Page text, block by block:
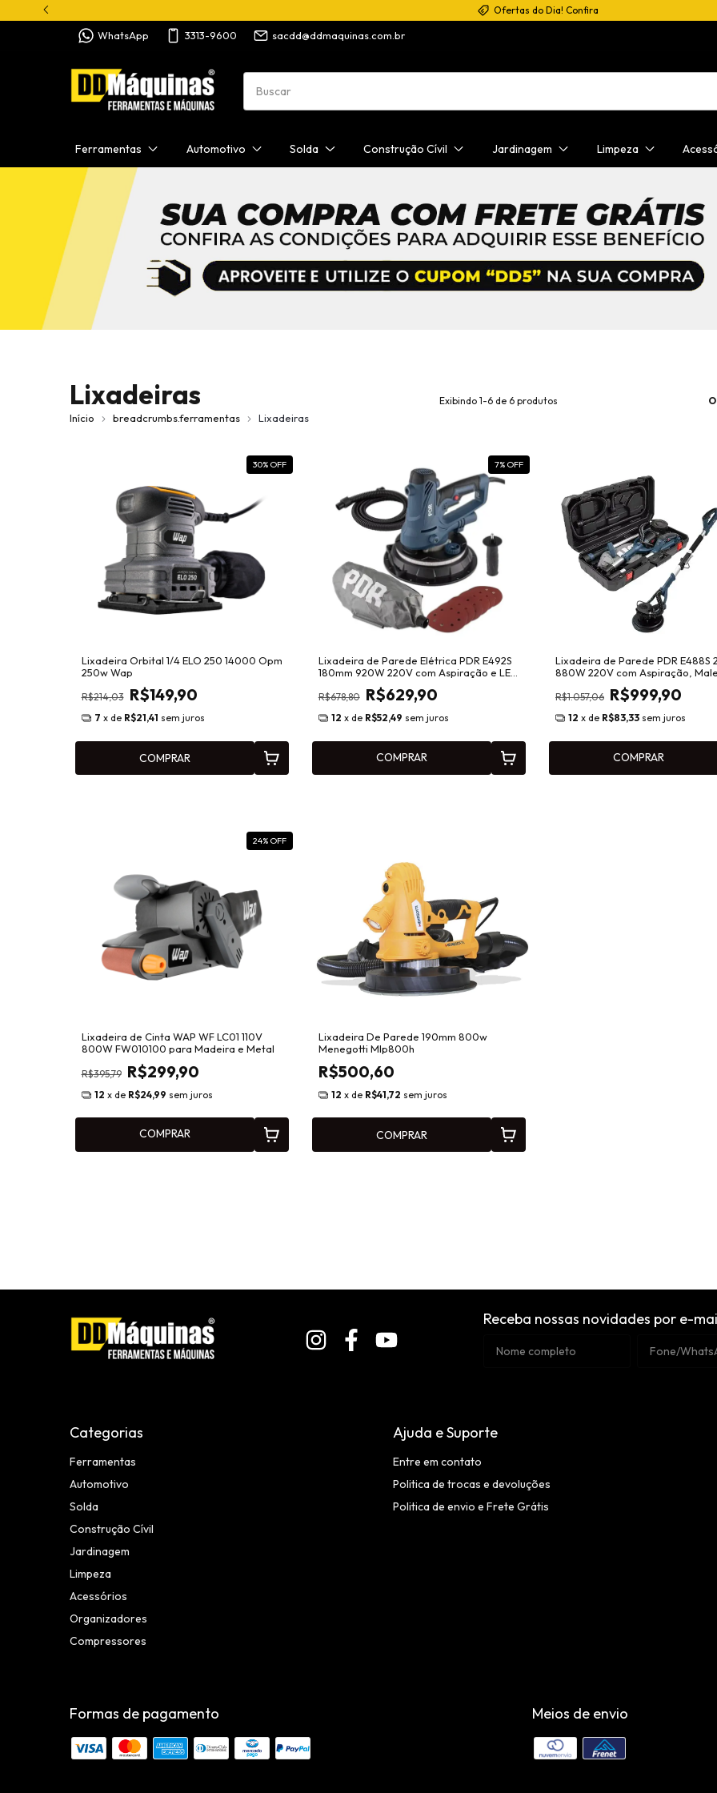
Ofertas do Dia! Confira
WhatsApp 3313-9600 sacdd@ddmaquinas.com.br
Ferramentas Automotivo Solda Construção Cívil Jardinagem Limpeza
Lixadeiras
Início breadcrumbs.ferramentas Lixadeiras
Exibindo 1-6 de 6 produtos
30% OFF
Lixadeira Orbital 1/4 ELO 250 14000 Opm
250w Wap
R$214,03 R$149,90
7 x de R$21,41 sem juros
COMPRAR
7% OFF
Lixadeira de Parede Elétrica PDR E492S
180mm 920W 220V com Aspiração e LED
R$678,80 R$629,90
12 x de R$52,49 sem juros
COMPRAR
Lixadeira de Parede PDR E488S
880W 220V com Aspiração,
R$1.057,06 R$999,90
12 x de R$83,33 sem juros
COMPRAR
24% OFF
Lixadeira de Cinta WAP WF LC01 110V
800W FW010100 para Madeira e Metal
R$395,79 R$299,90
12 x de R$24,99 sem juros
COMPRAR
Lixadeira De Parede 190mm 800w
Menegotti Mlp800h
R$500,60
12 x de R$41,72 sem juros
COMPRAR
Receba nossas novidades por e-
Categorias
Ferramentas
Automotivo
Solda
Construção Cívil
Jardinagem
Limpeza
Acessórios
Organizadores
Compressores
Ajuda e Suporte
Entre em contato
Politica de trocas e devoluções
Politica de envio e Frete Grátis
Formas de pagamento Meios de envio